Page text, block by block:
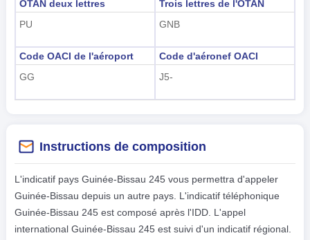
OTAN deux lettres
PU
Trois lettres de l'OTAN
GNB
Code OACI de l'aéroport
GG
Code d'aéronef OACI
J5-
Instructions de composition
L'indicatif pays Guinée-Bissau 245 vous permettra d'appeler
Guinée-Bissau depuis un autre pays. L'indicatif téléphonique
Guinée-Bissau 245 est composé après l'IDD. L'appel
international Guinée-Bissau 245 est suivi d'un indicatif régional.